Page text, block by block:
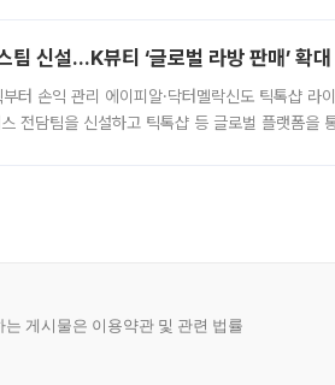
팀 신설…K뷰티 ‘글로벌 라방 판매’ 확대
터 손익 관리 에이피알·닥터멜락신도 틱톡샵 라
전담팀을 신설하고 틱톡샵 등 글로벌 플랫폼을